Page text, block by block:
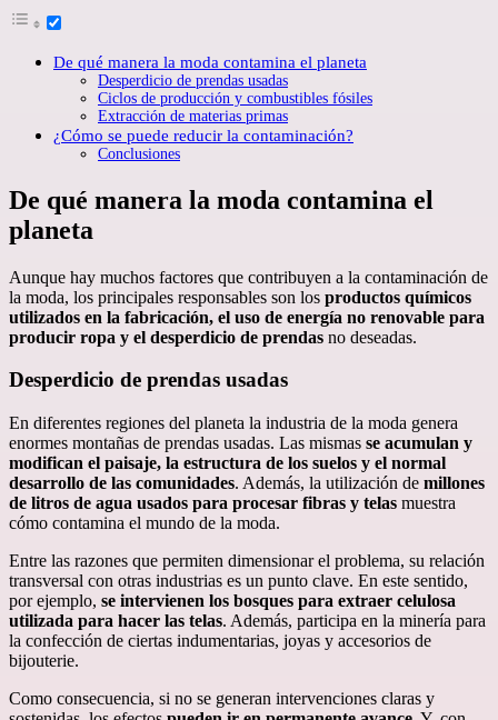
De qué manera la moda contamina el planeta
Desperdicio de prendas usadas
Ciclos de producción y combustibles fósiles
Extracción de materias primas
¿Cómo se puede reducir la contaminación?
Conclusiones
De qué manera la moda contamina el
planeta
Aunque hay muchos factores que contribuyen a la contaminación de
la moda, los principales responsables son los productos químicos
utilizados en la fabricación, el uso de energía no renovable para
producir ropa y el desperdicio de prendas no deseadas.
Desperdicio de prendas usadas
En diferentes regiones del planeta la industria de la moda genera
enormes montañas de prendas usadas. Las mismas se acumulan y
modifican el paisaje, la estructura de los suelos y el normal
desarrollo de las comunidades. Además, la utilización de millones
de litros de agua usados para procesar fibras y telas muestra
cómo contamina el mundo de la moda.
Entre las razones que permiten dimensionar el problema, su relación
transversal con otras industrias es un punto clave. En este sentido,
por ejemplo, se intervienen los bosques para extraer celulosa
utilizada para hacer las telas. Además, participa en la minería para
la confección de ciertas indumentarias, joyas y accesorios de
bijouterie.
Como consecuencia, si no se generan intervenciones claras y